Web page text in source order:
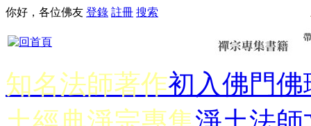
你好，各位佛友 登錄 註冊 搜索
知名法師著作初入佛門佛